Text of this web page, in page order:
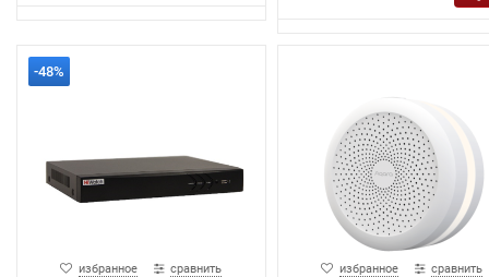
-48%
избранное сравнить избранное сравнить